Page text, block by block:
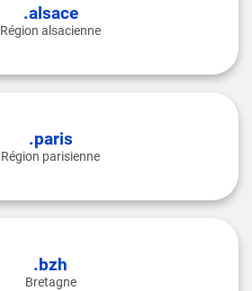
.alsace
Région alsacienne
.paris
Région parisienne
.bzh
Bretagne